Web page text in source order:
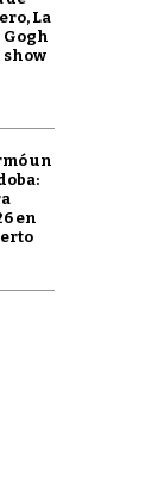
La
Gogh
show
un
en